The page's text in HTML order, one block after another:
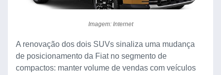
Imagem: Internet
A renovação dos dois SUVs sinaliza uma mudança
de posicionamento da Fiat no segmento de
compactos: manter volume de vendas com veículos